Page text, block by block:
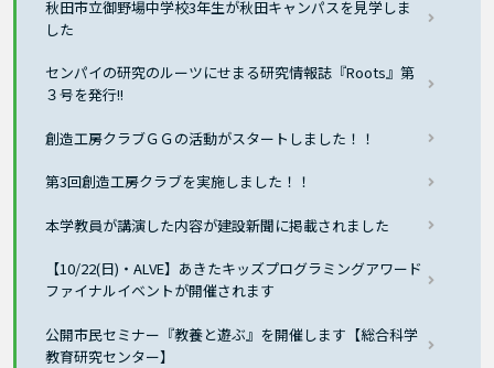
秋田市立御野場中学校3年生が秋田キャンパスを見学しま
した
センパイの研究のルーツにせまる研究情報誌『Roots』第
３号を発行!!
創造工房クラブＧＧの活動がスタートしました！！
第3回創造工房クラブを実施しました！！
本学教員が講演した内容が建設新聞に掲載されました
【10/22(日)・ALVE】あきたキッズプログラミングアワード
ファイナルイベントが開催されます
公開市民セミナー『教養と遊ぶ』を開催します【総合科学
教育研究センター】